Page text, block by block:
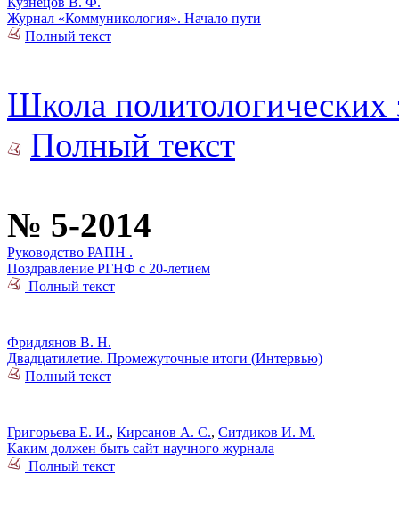
Журнал «Коммуникология». Начало пути
Полный текст
Школа
Полный текст
№ 5-2014
Руководство РАПН .
Поздравление РГНФ с 20-летием
Полный текст
Фридлянов В. Н.
Двадцатилетие. Промежуточные итоги (Интервью)
Полный текст
Григорьева Е. И., Кирсанов А. С., Ситдиков И. М.
Каким должен быть сайт научного журнала
Полный текст